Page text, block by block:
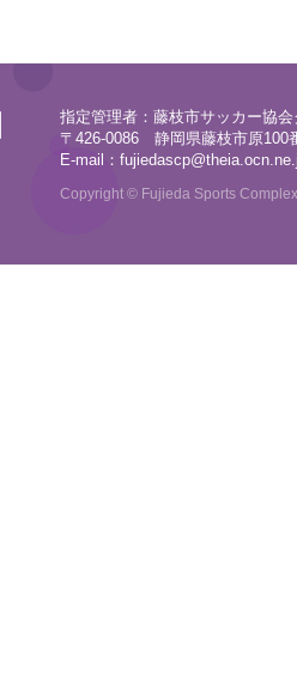
指定管理者：藤枝市サッカー協
〒426-0086 静岡県藤枝市原100
E-mail：
Copyright © Fujieda Sports